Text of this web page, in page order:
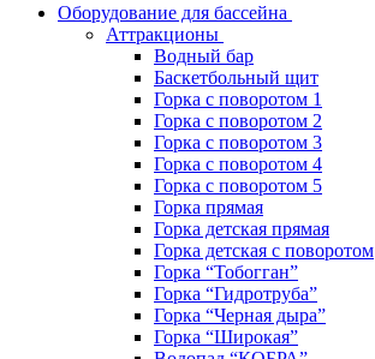
Оборудование для бассейна
Аттракционы
Водный бар
Баскетбольный щит
Горка с поворотом 1
Горка с поворотом 2
Горка с поворотом 3
Горка с поворотом 4
Горка с поворотом 5
Горка прямая
Горка детская прямая
Горка детская с поворотом
Горка “Тобогган”
Горка “Гидротруба”
Горка “Черная дыра”
Горка “Широкая”